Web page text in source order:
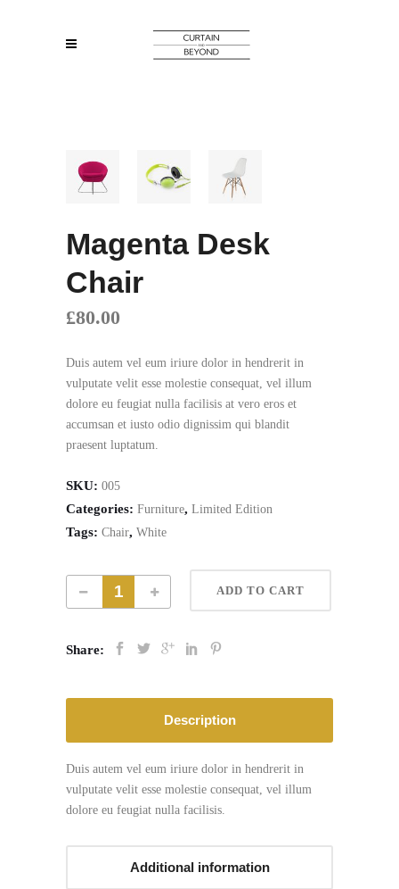
Magenta Desk
Chair
£80.00
Duis autem vel eum iriure dolor in hendrerit in
vulputate velit esse molestie consequat, vel illum
dolore eu feugiat nulla facilisis at vero eros et
accumsan et iusto odio dignissim qui blandit
praesent luptatum.
SKU: 005
Categories: Furniture, Limited Edition
Tags: Chair, White
ADD TO CART
Share:
Description
Duis autem vel eum iriure dolor in hendrerit in
vulputate velit esse molestie consequat, vel illum
dolore eu feugiat nulla facilisis.
Additional information